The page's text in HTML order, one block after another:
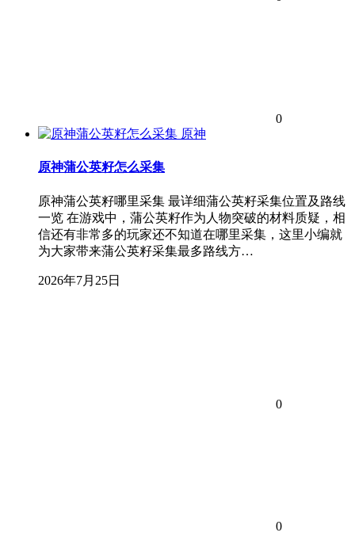
0
原神
原神蒲公英籽怎么采集
原神蒲公英籽哪里采集 最详细蒲公英籽采集位置及路线
一览 在游戏中，蒲公英籽作为人物突破的材料质疑，相
信还有非常多的玩家还不知道在哪里采集，这里小编就
为大家带来蒲公英籽采集最多路线方…
2026年7月25日
0
0